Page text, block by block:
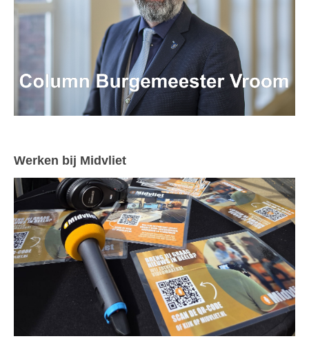
Werken bij Midvliet